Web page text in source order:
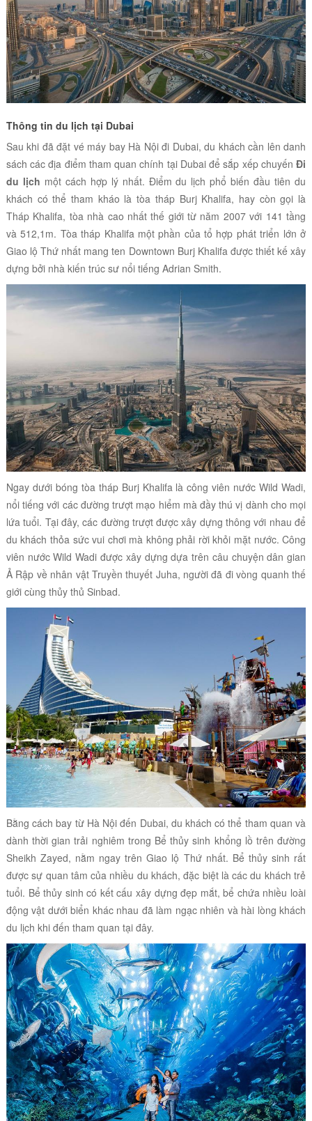
Thông tin du lịch tại Dubai
Sau khi đã đặt vé máy bay Hà Nội đi Dubai, du khách cần lên danh
sách các địa điểm tham quan chính tại Dubai để sắp xếp chuyếnĐi
du lịch một cách hợp lý nhất. Điểm du lịch phổ biến đầu tiên du
khách có thể tham kháo là tòa tháp Burj Khalifa, hay còn gọi là
Tháp Khalifa, tòa nhà cao nhất thế giới từ năm 2007 với 141 tầng
và 512,1m. Tòa tháp Khalifa một phần của tổ hợp phát triển lớn ở
Giao lộ Thứ nhất mang ten Downtown Burj Khalifa được thiết kế xây
dựng bởi nhà kiến trúc sư nổi tiếng Adrian Smith.
Ngay dưới bóng tòa tháp Burj Khalifa là công viên nước Wild Wadi,
nổi tiếng với các đường trượt mạo hiểm mà đầy thú vị dành cho mọi
lứa tuổi. Tại đây, các đường trượt được xây dựng thông với nhau để
du khách thỏa sức vui chơi mà không phải rời khỏi mặt nước. Công
viên nước Wild Wadi được xây dựng dựa trên câu chuyện dân gian
Ả Rập về nhân vật Truyền thuyết Juha, người đã đi vòng quanh thế
giới cùng thủy thủ Sinbad.
Bằng cách bay từ Hà Nội đến Dubai, du khách có thể tham quan và
dành thời gian trải nghiêm trong Bể thủy sinh khổng lồ trên đường
Sheikh Zayed, nằm ngay trên Giao lộ Thứ nhất. Bể thủy sinh rất
được sự quan tâm của nhiều du khách, đặc biệt là các du khách trẻ
tuổi. Bể thủy sinh có kết cấu xây dựng đẹp mắt, bể chứa nhiều loài
động vật dưới biển khác nhau đã làm ngạc nhiên và hài lòng khách
du lịch khi đến tham quan tại đây.